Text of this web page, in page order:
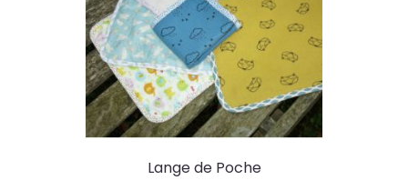
Lange de Poche